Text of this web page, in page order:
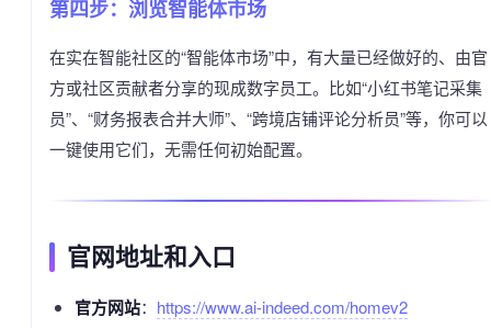
第四步：浏览智能体市场
在实在智能社区的“智能体市场”中，有大量已经做好的、由官
方或社区贡献者分享的现成数字员工。比如“小红书笔记采集
员”、“财务报表合并大师”、“跨境店铺评论分析员”等，你可以
一键使用它们，无需任何初始配置。
官网地址和入口
官方网站： https://www.ai-indeed.com/homev2